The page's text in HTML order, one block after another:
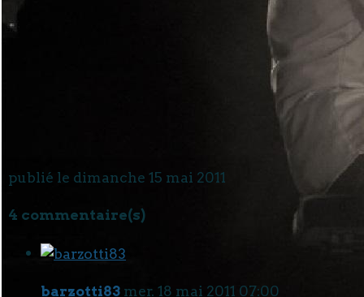
publié le dimanche 15 mai 2011
4 commentaire(s)
barzotti83 mer. 18 mai 2011 07:00